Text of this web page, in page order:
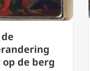
de berg